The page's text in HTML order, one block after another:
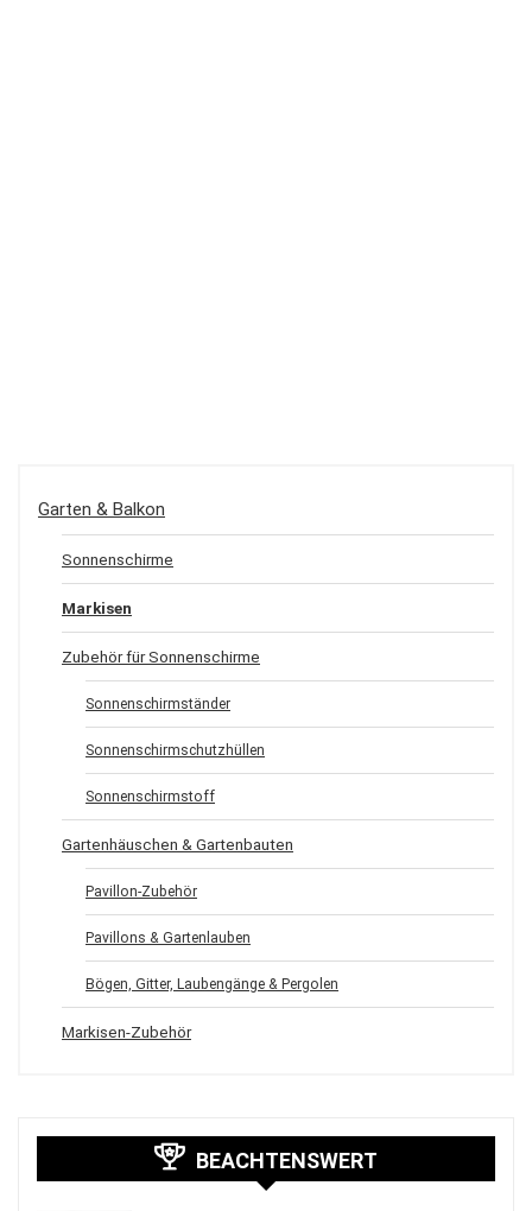
Garten & Balkon
Sonnenschirme
Markisen
Zubehör für Sonnenschirme
Sonnenschirmständer
Sonnenschirmschutzhüllen
Sonnenschirmstoff
Gartenhäuschen & Gartenbauten
Pavillon-Zubehör
Pavillons & Gartenlauben
Bögen, Gitter, Laubengänge & Pergolen
Markisen-Zubehör
BEACHTENSWERT